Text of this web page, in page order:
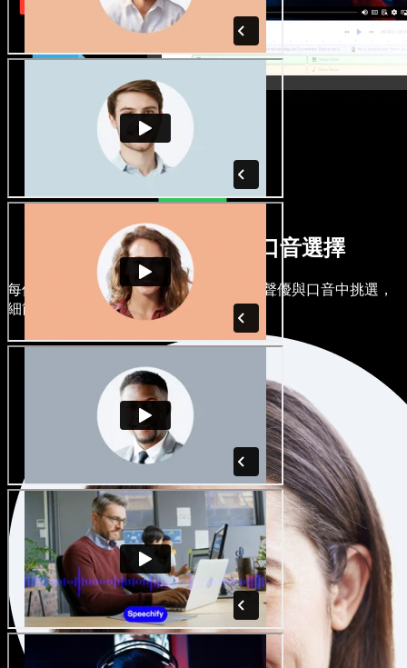
多元男聲女聲與各式口音選擇
每個專案都可以各有風格。從上百位 AI 聲優與口音中挑選，
細節任你微調。